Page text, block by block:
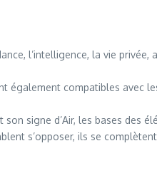
l’intelligence, la vie
compatibles avec
signe d’Air, les bases des
s’opposer, ils se